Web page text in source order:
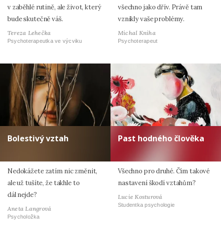
v zaběhlé rutině, ale život, který
bude skutečně váš.
Tereza Lehečka
Psychoterapeutka ve výcviku
všechno jako dřív. Právě tam
vznikly vaše problémy.
Michal Kniha
Psychoterapeut
Bolestivý vztah
Nedokážete zatím nic změnit,
ale už tušíte, že takhle to
dál nejde?
Aneta Langrová
Psycholožka
Past hodného člověka
Všechno pro druhé. Čím takové
nastavení škodí vztahům?
Lucie Kosturová
Studentka psychologie